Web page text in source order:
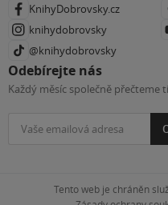
KnihyDobrovsky.cz
knihydobrovsky
@knihydobrovsky
Odebírejte nás
Každý měsíc společně přečteme
Tento web je chráněn